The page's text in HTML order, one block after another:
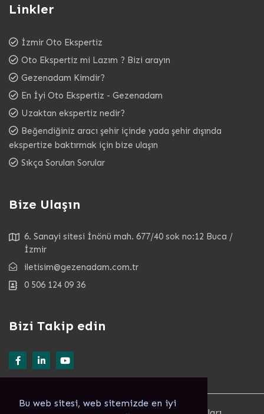
Bu web sitesi, web sitemizde en iyi
Linkler
İzmir Oto Ekspertiz
Oto Ekspertiz mi Lazım ? Bizi arayın
Gezenadam Kimdir?
En İyi Oto Ekspertiz - Gezenadam
Uzaktan ekspertiz nedir?
Beğendiğiniz aracı şehir içinde yada şehir dışında
ekspertize baktırmak için bize ulaşın
Sıkça Sorulan Sorular
Bize Ulaşın
6. Sanayi sitesi İnönü mah. 677/40 sok no:12 Buca /
İzmir
iletisim@gezenadam.com.tr
0 506 124 09 36
Bizi Takip edin